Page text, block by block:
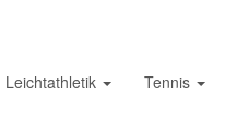
Leichtathletik Tennis